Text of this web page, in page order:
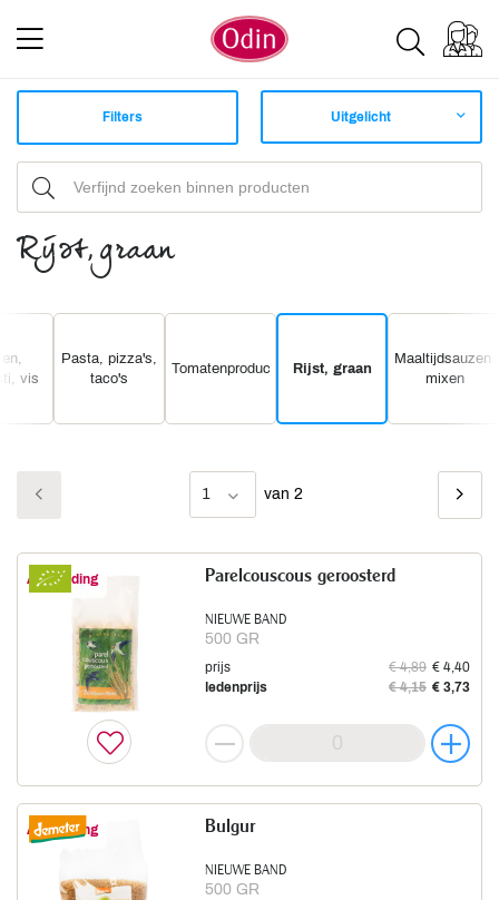
Filters Uitgelicht
Rijst, graan
vis
Pasta, pizza's,
taco's
Tomatenproducten Rijst, graan
Maaltijdsauzen,
mixen
1 van 2
Aanbieding
NIEUWE BAND
500 GR
Parelcouscous geroosterd
prijs € 4,89 € 4,40
ledenprijs
€ 4,15 € 3,73
Aanbieding
NIEUWE BAND
500 GR
Bulgur